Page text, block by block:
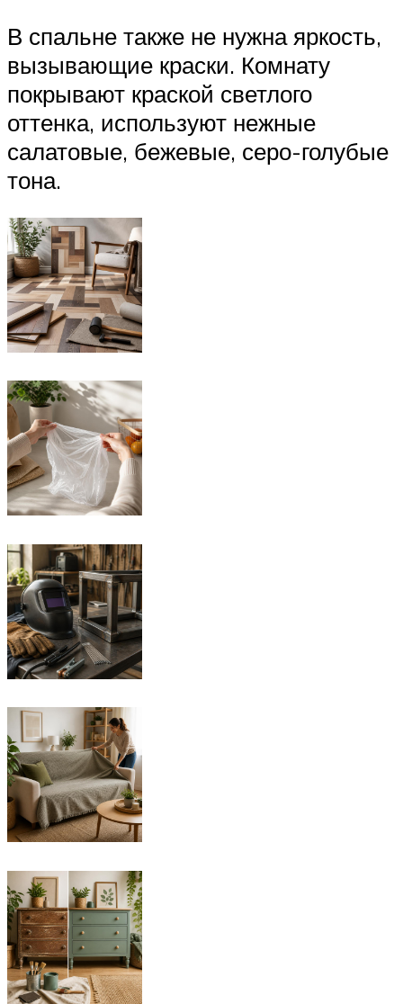
В спальне также не нужна яркость,
вызывающие краски. Комнату
покрывают краской светлого
оттенка, используют нежные
салатовые, бежевые, серо-голубые
тона.